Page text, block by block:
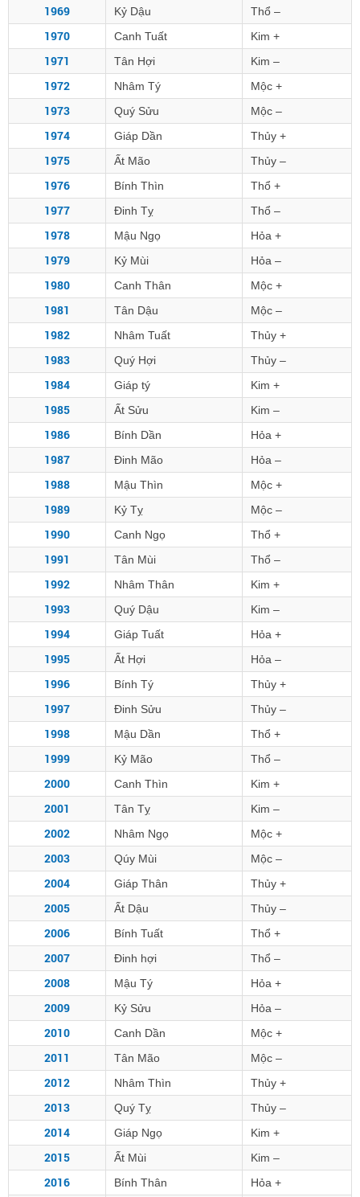
1969 Kỷ Dậu Thổ –
1970 Canh Tuất Kim +
1971 Tân Hợi Kim –
1972 Nhâm Tý Mộc +
1973 Quý Sửu Mộc –
1974 Giáp Dần Thủy +
1975 Ất Mão Thủy –
1976 Bính Thìn Thổ +
1977 Đinh Tỵ Thổ –
1978 Mậu Ngọ Hỏa +
1979 Kỷ Mùi Hỏa –
1980 Canh Thân Mộc +
1981 Tân Dậu Mộc –
1982 Nhâm Tuất Thủy +
1983 Quý Hợi Thủy –
1984 Giáp tý Kim +
1985 Ất Sửu Kim –
1986 Bính Dần Hỏa +
1987 Đinh Mão Hỏa –
1988 Mậu Thìn Mộc +
1989 Kỷ Tỵ Mộc –
1990 Canh Ngọ Thổ +
1991 Tân Mùi Thổ –
1992 Nhâm Thân Kim +
1993 Quý Dậu Kim –
1994 Giáp Tuất Hỏa +
1995 Ất Hợi Hỏa –
1996 Bính Tý Thủy +
1997 Đinh Sửu Thủy –
1998 Mậu Dần Thổ +
1999 Kỷ Mão Thổ –
2000 Canh Thìn Kim +
2001 Tân Tỵ Kim –
2002 Nhâm Ngọ Mộc +
2003 Qúy Mùi Mộc –
2004 Giáp Thân Thủy +
2005 Ất Dậu Thủy –
2006 Bính Tuất Thổ +
2007 Đinh hợi Thổ –
2008 Mậu Tý Hỏa +
2009 Kỷ Sửu Hỏa –
2010 Canh Dần Mộc +
2011 Tân Mão Mộc –
2012 Nhâm Thìn Thủy +
2013 Quý Tỵ Thủy –
2014 Giáp Ngọ Kim +
2015 Ất Mùi Kim –
2016 Bính Thân Hỏa +